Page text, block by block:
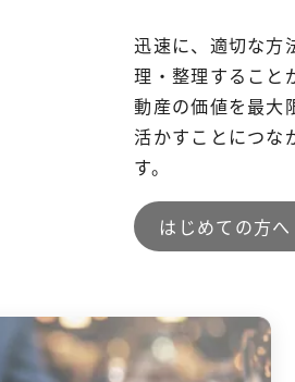
迅速に、適切な方
理・整理すること
動産の価値を最大
活かすことにつな
す。
はじめての方へ